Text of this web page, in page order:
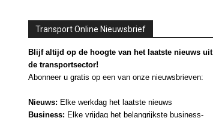
Transport Online Nieuwsbrief
Blijf altijd op de hoogte van het laatste nieuws uit
de transportsector!
Abonneer u gratis op een van onze nieuwsbrieven:
Nieuws: Elke werkdag het laatste nieuws
Business: Elke vrijdag het belangrijkste business-